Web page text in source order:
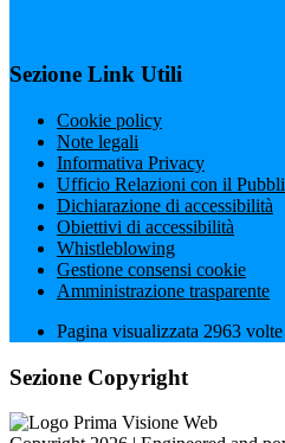
Sezione Link Utili
Cookie policy
Note legali
Informativa Privacy
Ufficio Relazioni con il
Dichiarazione di accessibilità
Obiettivi di accessibilità
Whistleblowing
Gestione consensi cookie
Amministrazione trasparente
Pagina visualizzata 2963 volte
Sezione Copyright